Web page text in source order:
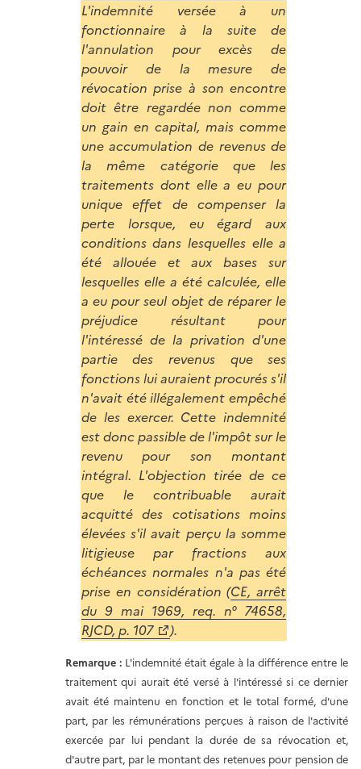
L'indemnité versée à un
fonctionnaire à la suite de
l'annulation pour excès de
pouvoir de la mesure de
révocation prise à son encontre
doit être regardée non comme
un gain en capital, mais comme
une accumulation de revenus de
la même catégorie que les
traitements dont elle a eu pour
unique effet de compenser la
perte lorsque, eu égard aux
conditions dans lesquelles elle a
été allouée et aux bases sur
lesquelles elle a été calculée, elle
a eu pour seul objet de réparer le
préjudice résultant pour
l'intéressé de la privation d'une
partie des revenus que ses
fonctions lui auraient procurés s'il
n'avait été illégalement empêché
de les exercer. Cette indemnité
est donc passible de l'impôt sur le
revenu pour son montant
intégral. L'objection tirée de ce
que le contribuable aurait
acquitté des cotisations moins
élevées s'il avait perçu la somme
litigieuse par fractions aux
échéances normales n'a pas été
prise en considération (CE, arrêt
du 9 mai 1969, req. n° 74658,
RJCD, p. 107
).
Remarque :L'indemnité était égale à la différence entre le
traitement qui aurait été versé à l'intéressé si ce dernier
avait été maintenu en fonction et le total formé, d'une
part, par les rémunérations perçues à raison de l'activité
exercée par lui pendant la durée de sa révocation et,
d'autre part, par le montant des retenues pour pension de